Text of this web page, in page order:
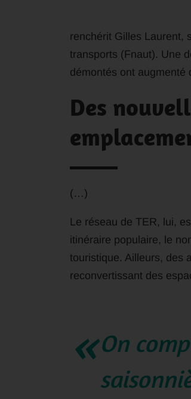
renchérit Gilles Laurent,
transports (Fnaut). Une
démontés ont augmenté
Des
(…)
Le réseau de TER, lui,
itinéraire populaire, le
touristique. Ailleurs, des
reconvertissant des
On